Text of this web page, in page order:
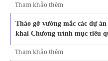
Tham khảo thêm
Tháo gỡ vướng mắc các dự
khai Chương trình mục tiêu
Tham khảo thêm